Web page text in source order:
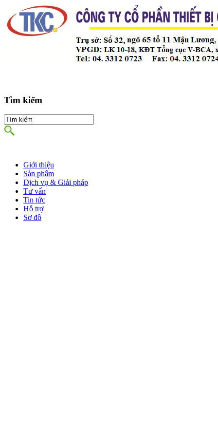
Tìm kiếm
Giới thiệu
Sản phẩm
Dịch vụ & Giải pháp
Tư vấn
Tin tức
Hỗ trợ
Sơ đồ